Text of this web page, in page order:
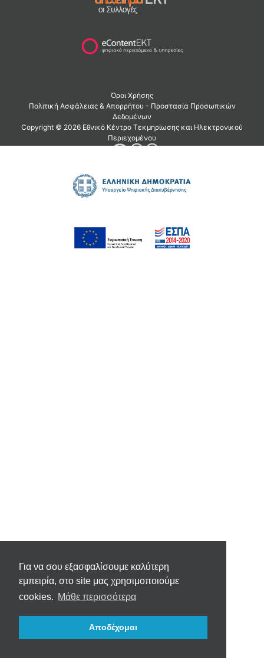
Για να σου εξασφαλίσουμε καλύτερη
εμπειρία, στο site μας χρησιμοποιούμε
cookies. Μάθε περισσότερα
Αποδέχομαι